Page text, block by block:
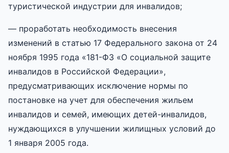
туристической индустрии для инвалидов;
— проработать необходимость внесения
изменений в статью 17 Федерального закона от 24
ноября 1995 года «181-ФЗ «О социальной защите
инвалидов в Российской Федерации»,
предусматривающих исключение нормы по
постановке на учет для обеспечения жильем
инвалидов и семей, имеющих детей-инвалидов,
нуждающихся в улучшении жилищных условий до
1 января 2005 года.